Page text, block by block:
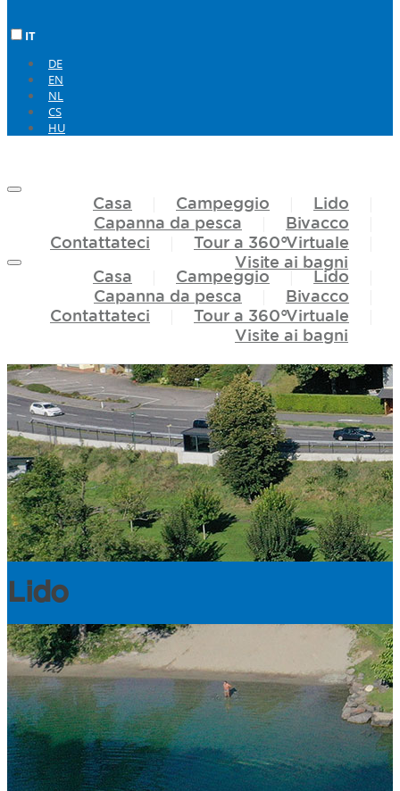
IT
DE
EN
NL
CS
HU
Casa Campeggio
Lido
Capanna da pesca
Bivacco
Contattateci
Tour a 360°Virtuale
Visite ai bagni
Casa
Campeggio
Lido
Capanna da pesca
Bivacco
Contattateci
Tour a 360°Virtuale
Visite ai bagni
Lido